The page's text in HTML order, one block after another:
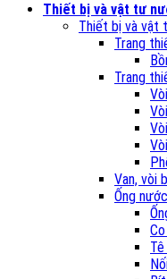
Thiết bị và vật tư
Thiết bị và vật
Trang
Trang
Van, vòi
Ống